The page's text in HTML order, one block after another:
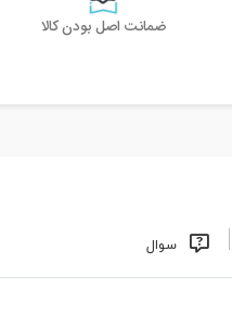
ضمانت اصل بودن کالا
سوال